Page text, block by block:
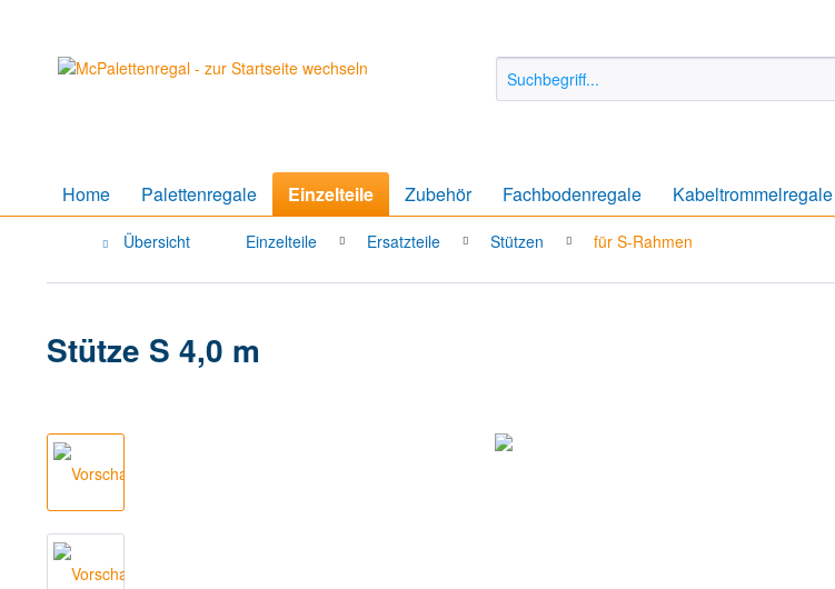
Home Palettenregale Einzelteile Zubehör Fachbodenregale Kabeltrommelregale
Übersicht Einzelteile Ersatzteile Stützen für S-Rahmen
Stütze S 4,0 m